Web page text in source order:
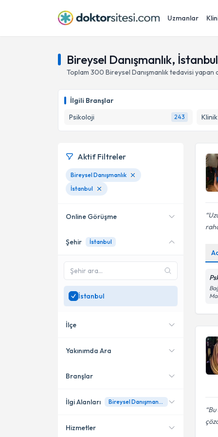
Uzmanlar
Bireysel Danışmanlık, İstanbul
Toplam 300 Bireysel Danışmanlıktedavisi yapan
İlgili Branşlar
Psikoloji
243
Aktif Filtreler
Bireysel Danışmanlık
İstanbul
Online Görüşme
Online danışmanlık sunan
Sadeceİstanbul
uzman ara
Şehir İstanbul
İstanbul
İlçe
Kadıköy
Bakırköy
Yakınımda Ara
Konumuma yakın uzmanları
Branşlar
Psikoloji
İlgi Alanları Bireysel Danışmanlık
Hizmetler